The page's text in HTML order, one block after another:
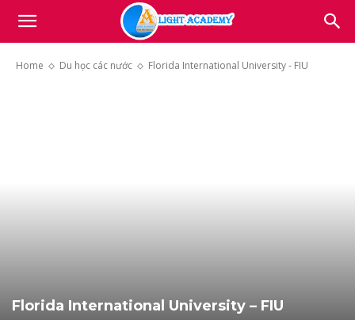
Light
Home Du học các nước Florida International University - FIU
Florida International University – FIU